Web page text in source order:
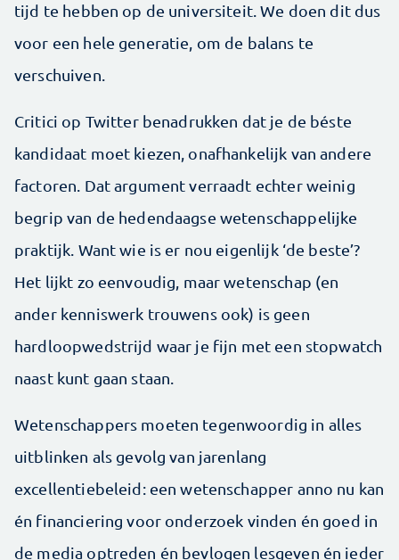
tijd te hebben op de universiteit. We doen dit dus
voor een hele generatie, om de balans te
verschuiven.
Critici op Twitter benadrukken dat je de béste
kandidaat moet kiezen, onafhankelijk van andere
factoren. Dat argument verraadt echter weinig
begrip van de hedendaagse wetenschappelijke
praktijk. Want wie is er nou eigenlijk ‘de beste’?
Het lijkt zo eenvoudig, maar wetenschap (en
ander kenniswerk trouwens ook) is geen
hardloopwedstrijd waar je fijn met een stopwatch
naast kunt gaan staan.
Wetenschappers moeten tegenwoordig in alles
uit­blinken als gevolg van jarenlang
excellentiebeleid: een wetenschapper anno nu kan
én financiering voor onderzoek vinden én goed in
de media optreden én bevlogen lesgeven én ieder